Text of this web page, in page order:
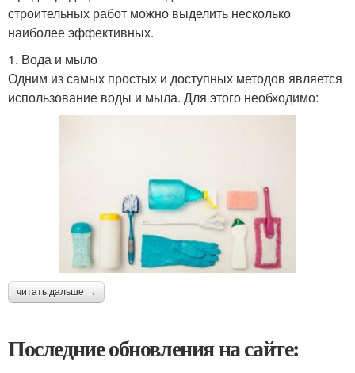
строительных работ можно выделить несколько
наиболее эффективных.
1. Вода и мыло
Одним из самых простых и доступных методов является
использование воды и мыла. Для этого необходимо:
читать дальше →
Последние обновления на сайте: